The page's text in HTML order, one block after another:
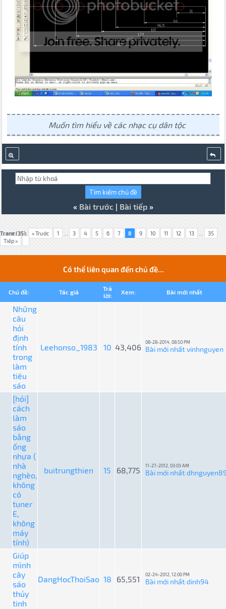
Muốn tìm hiểu về các nhạc cụ dân tộc
« Bài trước| Bài tiếp»
Trang (35): « Trước 1 ... 3 4 5 6 7 8 9 10 11 12 13 ... 35
Tiếp »
Có thể liên quan đến chủ đề...
Chủ đề: Tác giả
Trả
lời:
Xem: Bài mới nhất
Những
câu
hỏi
định
tính
trong
làm
tiêu
sáo
Leehonso_1983 10 43,406
08-28-2014, 08:50 PM
Bài mới nhất:vinhnguyen
[hỏi]
cách
làm
sáo
bằng
ống
nhựa (
nhà
nghèo,
không
có
tuner
E,
không
máy
tính)
buitrungthien 15 68,775 11-27-2012, 03:03 AM
Bài mới nhất:
Giúp
mình
cây
sáo
thủy
tinh
DangHocThoiSao 18 65,551 02-24-2012, 12:00 PM
Bài mới nhất:dinh94